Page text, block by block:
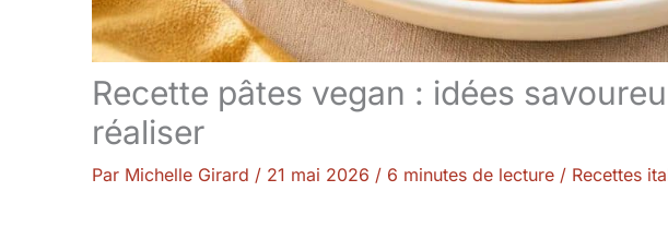
Recette pâtes vegan : idées
réaliser
Par Michelle Girard / 21 mai 2026 / 6 minutes de lecture / Recettes